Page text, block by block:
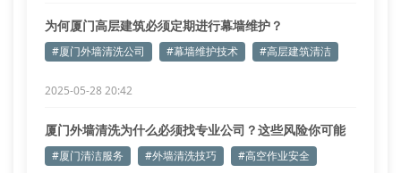
为何厦门高层建筑必须定期进行幕墙维护？
#厦门外墙清洗公司 #幕墙维护技术 #高层建筑清洁
2025-05-28 20:42
厦门外墙清洗为什么必须找专业公司？这些风险你可能
没想到
#厦门清洁服务 #外墙清洗技巧 #高空作业安全